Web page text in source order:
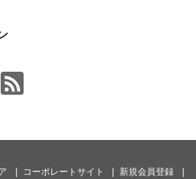
コーポレートサイト
新規会員登録